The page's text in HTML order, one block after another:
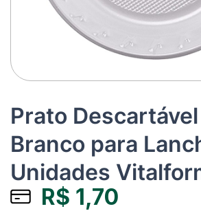
Prato
Branco para
Unidades
R$ 1,70